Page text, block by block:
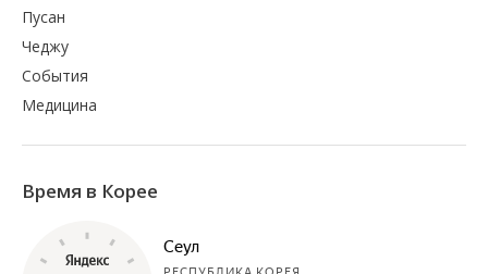
Пусан
Чеджу
События
Медицина
Время в Корее